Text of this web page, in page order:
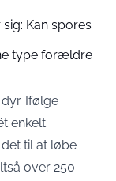
Kan spores
type forældre
Ifølge
enkelt
til at løbe
over 250